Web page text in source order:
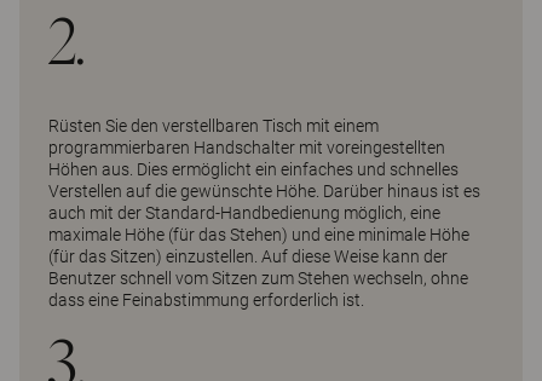
2.
Rüsten Sie den verstellbaren Tisch mit einem
programmierbaren Handschalter mit voreingestellten
Höhen aus. Dies ermöglicht ein einfaches und schnelles
Verstellen auf die gewünschte Höhe. Darüber hinaus ist es
auch mit der Standard-Handbedienung möglich, eine
maximale Höhe (für das Stehen) und eine minimale Höhe
(für das Sitzen) einzustellen. Auf diese Weise kann der
Benutzer schnell vom Sitzen zum Stehen wechseln, ohne
dass eine Feinabstimmung erforderlich ist.
3.